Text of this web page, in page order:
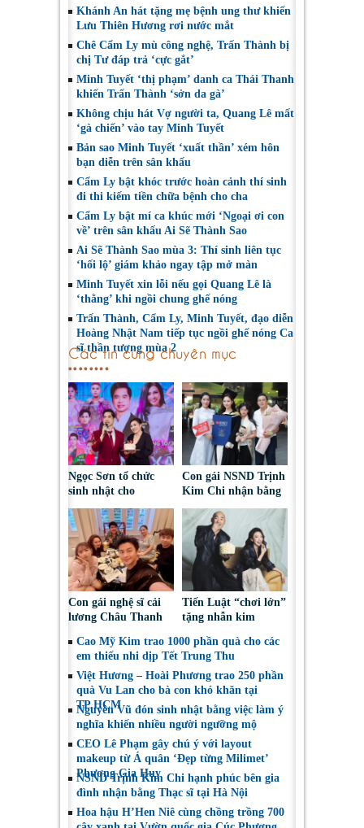
Khánh An hát tặng mẹ bệnh ung thư khiến
Lưu Thiên Hương rơi nước mắt
Chê Cẩm Ly mù công nghệ, Trấn Thành bị
chị Tư đáp trả ‘cực gắt’
Minh Tuyết ‘thị phạm’ danh ca Thái Thanh
khiến Trấn Thành ‘sởn da gà’
Không chịu hát Vợ người ta, Quang Lê mất
‘gà chiến’ vào tay Minh Tuyết
Bản sao Minh Tuyết ‘xuất thần’ xém hôn
bạn diễn trên sân khấu
Cẩm Ly bật khóc trước hoàn cảnh thí sinh
đi thi kiếm tiền chữa bệnh cho cha
Cẩm Ly bật mí ca khúc mới ‘Ngoại ơi con
về’ trên sân khấu Ai Sẽ Thành Sao
Ai Sẽ Thành Sao mùa 3: Thí sinh liên tục
‘hối lộ’ giám khảo ngay tập mở màn
Minh Tuyết xin lỗi nếu gọi Quang Lê là
‘thằng’ khi ngồi chung ghế nóng
Trấn Thành, Cẩm Ly, Minh Tuyết, đạo diễn
Hoàng Nhật Nam tiếp tục ngồi ghế nóng Ca
sĩ thần tượng mùa 2
Các tin cùng chuyên mục
Ngọc Sơn tổ chức
sinh nhật cho
Phương Thanh ngay
trên sân khấu Bắc
Ninh
Con gái NSND Trịnh
Kim Chi nhận bằng
Tốt nghiệp ngành
Hàng không
Con gái nghệ sĩ cải
lương Châu Thanh
cảm với Võ Minh
Lâm
Tiến Luật “chơi lớn”
tặng nhẫn kim
Trang kỷ niệm 15
năm ngày cưới
Cao Mỹ Kim trao 1000 phần quà cho các
em thiếu nhi dịp Tết Trung Thu
Việt Hương – Hoài Phương trao 250 phần
quà Vu Lan cho bà con khó khăn tại
TP.HCM
Nguyên Vũ đón sinh nhật bằng việc làm ý
nghĩa khiến nhiều người ngưỡng mộ
CEO Lê Phạm gây chú ý với layout
makeup từ Á quân ‘Đẹp từng Milimet’
Phương Gia Huy
NSND Trịnh Kim Chi hạnh phúc bên gia
đình nhận bằng Thạc sĩ tại Hà Nội
Hoa hậu H’Hen Niê cùng chồng trồng 700